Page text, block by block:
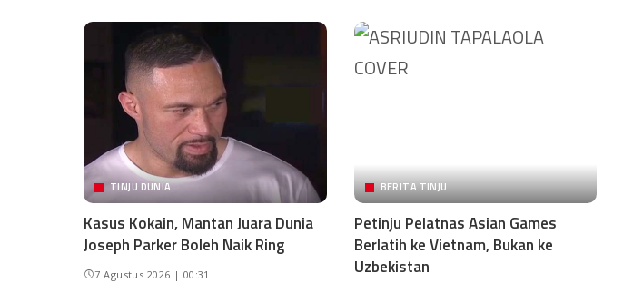
TINJU DUNIA
Kasus Kokain, Mantan Juara Dunia
Joseph Parker Boleh Naik Ring
7 Agustus 2026 | 00:31
BERITA TINJU
Petinju Pelatnas Asian Games
Berlatih ke Vietnam, Bukan ke
Uzbekistan